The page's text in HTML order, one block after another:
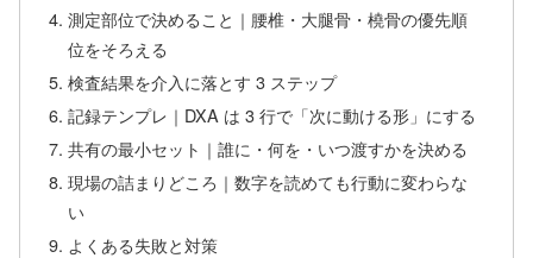
測定部位で決めること｜腰椎・大腿骨・橈骨の優先順
位をそろえる
検査結果を介入に落とす 3 ステップ
記録テンプレ｜DXA は 3 行で「次に動ける形」にする
共有の最小セット｜誰に・何を・いつ渡すかを決める
現場の詰まりどころ｜数字を読めても行動に変わらな
い
よくある失敗と対策